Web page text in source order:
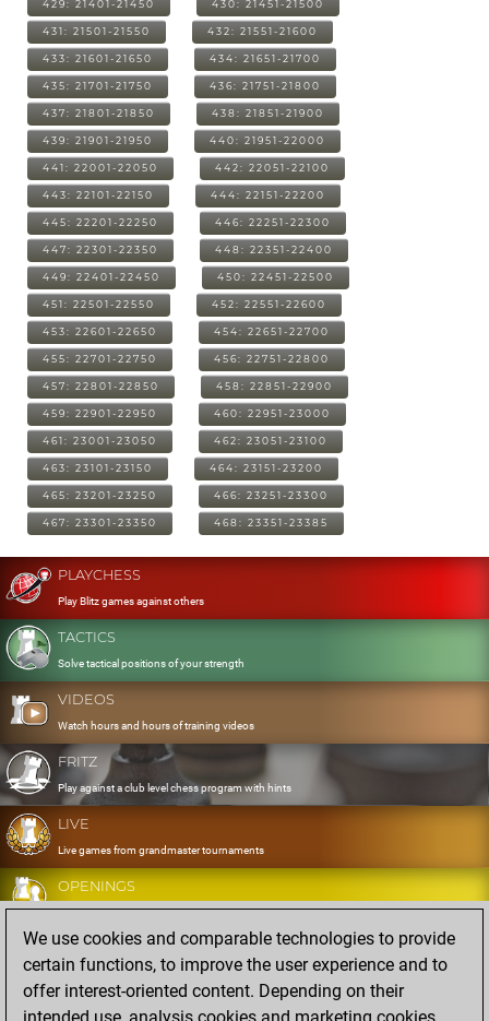
429: 21401-21450 430: 21451-21500
431: 21501-21550 432: 21551-21600
433: 21601-21650 434: 21651-21700
435: 21701-21750 436: 21751-21800
437: 21801-21850 438: 21851-21900
439: 21901-21950 440: 21951-22000
441: 22001-22050 442: 22051-22100
443: 22101-22150 444: 22151-22200
445: 22201-22250 446: 22251-22300
447: 22301-22350 448: 22351-22400
449: 22401-22450 450: 22451-22500
451: 22501-22550 452: 22551-22600
453: 22601-22650 454: 22651-22700
455: 22701-22750 456: 22751-22800
457: 22801-22850 458: 22851-22900
459: 22901-22950 460: 22951-23000
461: 23001-23050 462: 23051-23100
463: 23101-23150 464: 23151-23200
465: 23201-23250 466: 23251-23300
467: 23301-23350 468: 23351-23385
PLAYCHESS
Play Blitz games against others
TACTICS
Solve tactical positions of your strength
VIDEOS
Watch hours and hours of training videos
FRITZ
Play against a club level chess program with hints
LIVE
Live games from grandmaster tournaments
OPENINGS
Develop and exercise your openings
DATABASE
Eight million strong games
MYGAMES
We use cookies and comparable technologies to provide
certain functions, to improve the user experience and to
offer interest-oriented content. Depending on their